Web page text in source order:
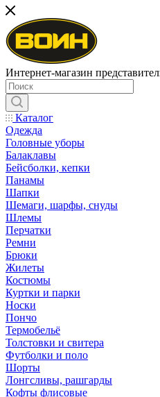
Интернет-магазин
Каталог
Одежда
Головные уборы
Балаклавы
Бейсболки, кепки
Панамы
Шапки
Шемаги, шарфы, снуды
Шлемы
Перчатки
Ремни
Брюки
Жилеты
Костюмы
Куртки и парки
Носки
Пончо
Термобельё
Толстовки и свитера
Футболки и поло
Шорты
Лонгсливы, рашгарды
Кофты флисовые